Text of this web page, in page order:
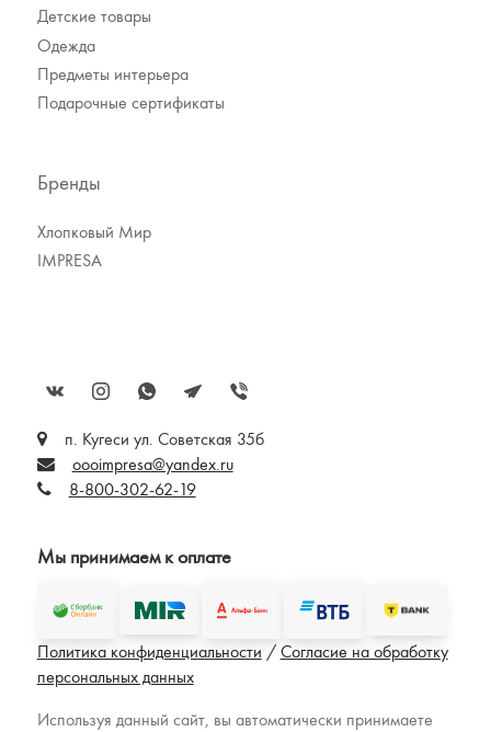
О компании
Доставка
Контакты
Оплата
Детские товары
Одежда
Предметы интерьера
Подарочные сертификаты
Бренды
Хлопковый Мир
IMPRESA
Политика конфиденциальности /Согласие на обработку
персональных данных
Используя данный сайт, вы автоматически принимаете
п. Кугеси ул. Советская 35б
oooimpresa@yandex.ru
8-800-302-62-19
Мы принимаем к оплате